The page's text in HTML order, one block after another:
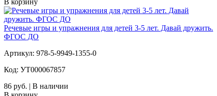
Речевые игры и упражнения для детей 3-5 лет. Давай дружить.
ФГОС ДО
Артикул: 978-5-9949-1355-0
Код: УТ000067857
86 руб. | В наличии